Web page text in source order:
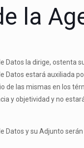
la
Datos la dirige,
Datos estará
de las mismas en los
y objetividad y no
Datos y su Adjunto